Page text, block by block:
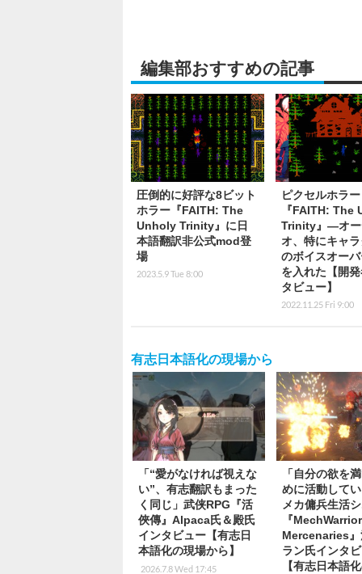
編集部おすすめの記事
圧倒的に好評な8ビット
ホラー『FAITH: The
Unholy Trinity』に日
本語翻訳非公式mod登
場
2023.5.9 Tue 8:00
ピクセルホラー
『FAITH: The
Trinity』―オー
オ、特にキャ
のボイスオー
を入れた【開
タビュー】
2022.11.25 Fri 9:00
有志日本語化の現場から
「“愛がなければ視えな
い”、有志翻訳もまった
く同じ」武侠RPG『活
俠傳』Alpaca氏＆殿氏
インタビュー【有志日
本語化の現場から】
2026.7.8 Wed 17:45
「自分の欲を
めに活動して
メカ傭兵生活
『
Mercenaries』
ラン氏インタ
【有志日本語